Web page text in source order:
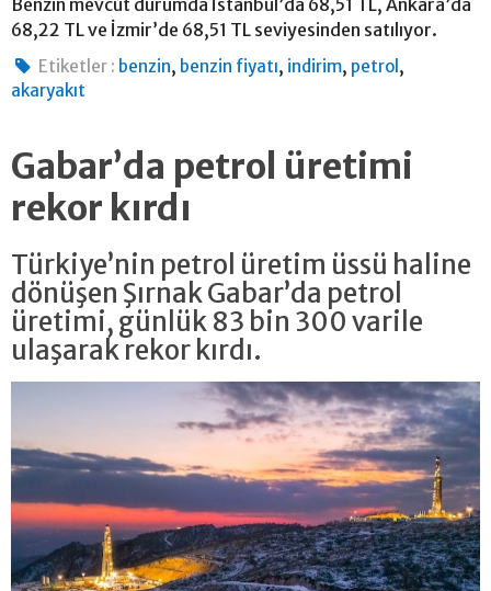
68,22 TL ve İzmir’de 68,51 TL seviyesinden satılıyor.
Etiketler : benzin, benzin fiyatı, indirim, petrol ,
akaryakıt
Gabar’da petrol üretimi
rekor kırdı
Türkiye’nin petrol üretim üssü haline
dönüşen Şırnak Gabar’da petrol
üretimi, günlük 83 bin 300 varile
ulaşarak rekor kırdı.